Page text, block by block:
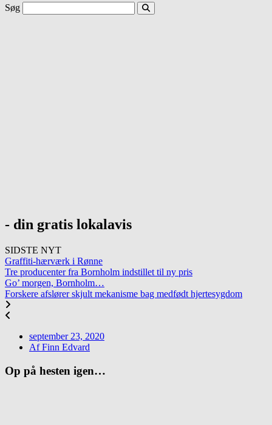
Søg
- din gratis lokalavis
SIDSTE NYT
Graffiti-hærværk i Rønne
Tre producenter fra Bornholm indstillet til ny pris
Go’ morgen, Bornholm…
Forskere afslører skjult mekanisme bag medfødt hjertesygdom
september 23, 2020
AfFinn Edvard
Op på hesten igen…